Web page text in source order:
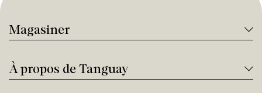
Magasiner
À propos de Tanguay